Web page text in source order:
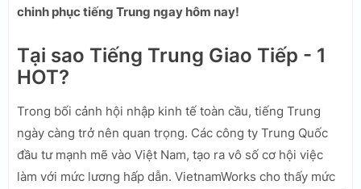
chinh phục tiếng Trung ngay hôm nay!
Tại sao Tiếng Trung Giao Tiếp - 1
HOT?
Trong bối cảnh hội nhập kinh tế toàn cầu, tiếng Trung
ngày càng trở nên quan trọng. Các công ty Trung Quốc
đầu tư mạnh mẽ vào Việt Nam, tạo ra vô số cơ hội việc
làm với mức lương hấp dẫn. VietnamWorks cho thấy mức